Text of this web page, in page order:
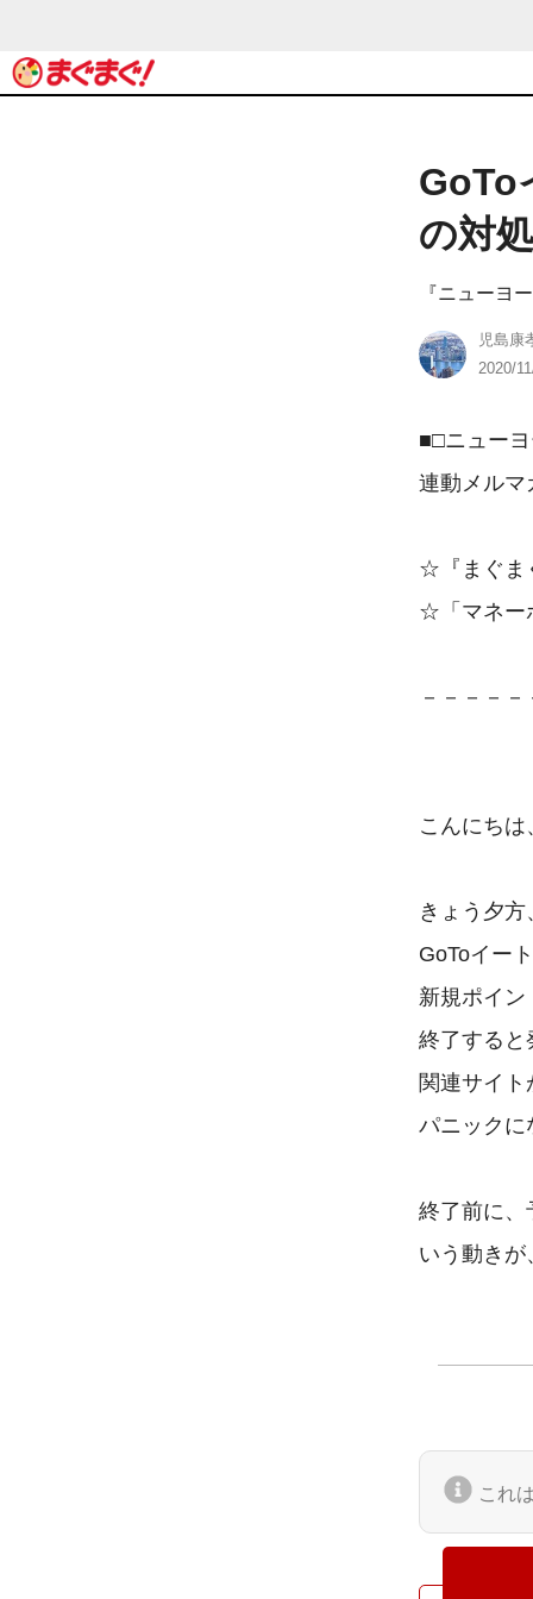
GoTo
の対
『ニューヨ
児島康
2020/
■□ニュー
連動メルマ
☆『まぐま
☆「マネー
－－－－
こんにち
きょう夕方
GoToイー
新規ポイン
終了すると
関連サイ
パニックに
終了前に、
これ